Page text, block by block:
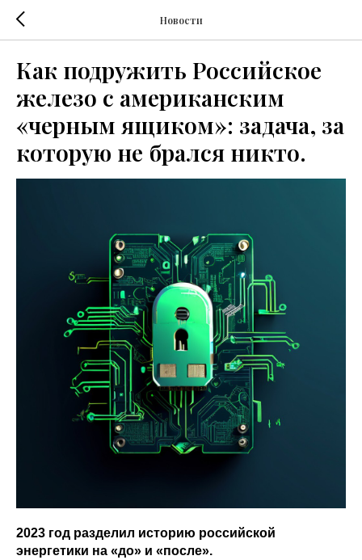
Новости
Как подружить Российское
железо с американским
«черным ящиком»: задача, за
которую не брался никто.
2023 год разделил историю российской
энергетики на «до» и «после».